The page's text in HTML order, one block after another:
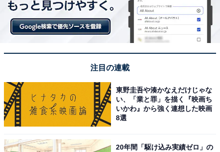
注目の連載
東野圭吾や湊かなえだけじゃな
い、「業と罪」を描く『映画ち
いかわ』から強く連想した映画
8選
20年間「駆け込み実績ゼロ」の